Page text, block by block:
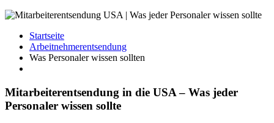
Startseite
Arbeitnehmerentsendung
Was Personaler wissen sollten
Mitarbeiterentsendung in die USA – Was jeder
Personaler wissen sollte